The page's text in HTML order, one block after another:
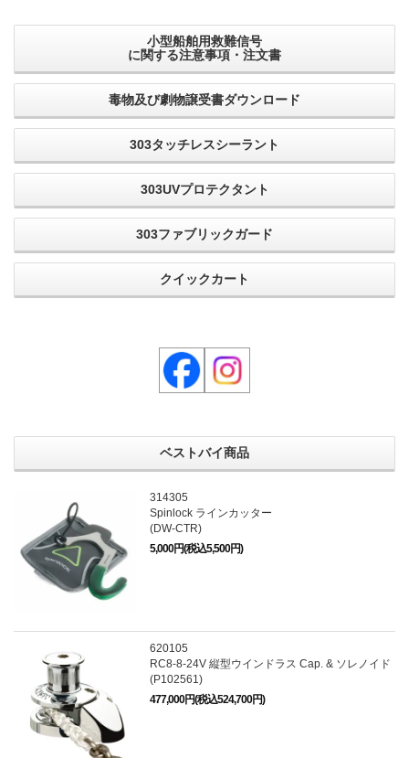
小型船舶用救難信号
に関する注意事項・注文書
毒物及び劇物譲受書ダウンロード
303タッチレスシーラント
303UVプロテクタント
303ファブリックガード
クイックカート
ベストバイ商品
314305
Spinlock ラインカッター
(DW-CTR)
5,000円(税込5,500円)
620105
RC8-8-24V 縦型ウインドラス Cap. & ソレノイド
(P102561)
477,000円(税込524,700円)